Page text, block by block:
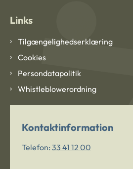
Links
Tilgængelighedserklæring
Cookies
Persondatapolitik
Whistleblowerordning
Kontaktinformation
Telefon: 33 41 12 00